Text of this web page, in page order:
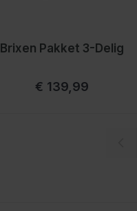
Brixen Pakket 3-Delig
Vanaf
€ 139,99